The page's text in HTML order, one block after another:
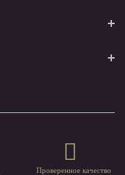
Проверенное качество